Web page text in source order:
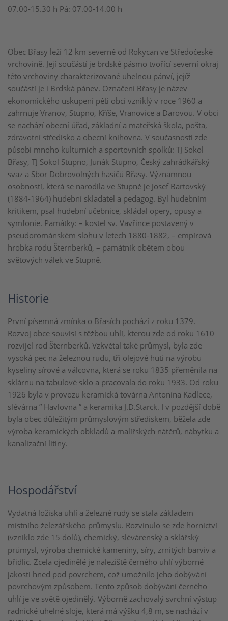
Obec Břasy leží 12 km severně od Rokycan ve Středočeské
vrchovině. Její součástí je brdské pásmo tvořící severní okraj
této vrchoviny charakterizované uhelnou pánví, jejíž
součástí je i Brdská pánev. Označení Břasy je název
ekonomického uskupení pěti obcí vzniklý v roce 1960 a
zahrnuje Vranov, Stupno, Kříše, Vranovice a Darovou. V obci
se nachází obecní úřad, základní a mateřská škola, pošta,
zdravotní středisko a obecní knihovna. V současnosti zde
působí mnoho kulturních a sportovních spolků: TJ Sokol
Břasy, TJ Sokol Stupno, Junák Stupno, Český zahrádkářský
svaz a Sbor Dobrovolných hasičů Břasy. Významnou
osobností, která se narodila ve Stupně je Josef Bartovský
(1884-1964) hudební skladatel a pedagog. Byl hudebním
kritikem, psal hudební učebnice, skládal opery, opusy a
symfonie. Památky: – kostel sv. Vavřince postavený v
pseudorománském slohu v letech 1880-1882, – empírová
hrobka rodu Šternberků, – památník obětem obou
světových válek ve Stupně.
Historie
První písemná zmínka o Břasích pochází z roku 1379.
Rozvoj obce souvisí s těžbou uhlí, kterou zde od roku 1610
rozvíjel rod Šternberků. Vzkvétal také průmysl, byla zde
vysoká pec na železnou rudu, tři olejové huti na výrobu
kyseliny sírové a válcovna, která se roku 1835 přeměnila na
sklárnu na tabulové sklo a pracovala do roku 1933. Od roku
1926 byla v provozu keramická továrna Antonína Kadlece,
slévárna ” Havlovna ” a keramika J.D.Starck. I v pozdější době
byla obec důležitým průmyslovým střediskem, běžela zde
výroba keramických obkladů a malířských nátěrů, nábytku a
kanalizační litiny.
Hospodářství
Vydatná ložiska uhlí a železné rudy se stala základem
místního železářského průmyslu. Rozvinulo se zde hornictví
(vzniklo zde 15 dolů), chemický, slévárenský a sklářský
průmysl, výroba chemické kameniny, síry, zrnitých barviv a
břidlic. Zcela ojedinělé je naleziště černého uhlí výborné
jakosti hned pod povrchem, což umožnilo jeho dobývání
povrchovým způsobem. Tento způsob dobývání černého
uhlí je ve světě ojedinělý. Výborně zachovalý svrchní výstup
radnické uhelné sloje, která má výšku 4,8 m, se nachází v
07.00-15.30 h Pá: 07.00-14.00 h